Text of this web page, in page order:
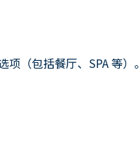
（包括餐厅、SPA 等）。